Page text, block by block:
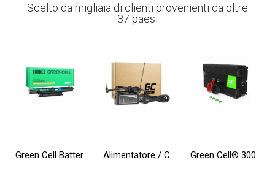
Scelto da migliaia di clienti provenienti da oltre
37 paesi
Green Cell Batteria AS10D31 AS10D41 AS10D51 AS10D71 per Acer Aspire 5741 5741G 5742 5742G 5750 5750G E1-521 E1-531 E1-571 Alimentatore / Caricatore Green Cell PRO 19.5V 3.33A 65W per HP 250 G2 G3 G4 G5 15-R 15-R100NW 15-R101NW 15-R104NW 15-R233NW Green Cell® 3000W/6000W Invertitore Onda Pura DC 24V AC 230V Convertitore di tensione